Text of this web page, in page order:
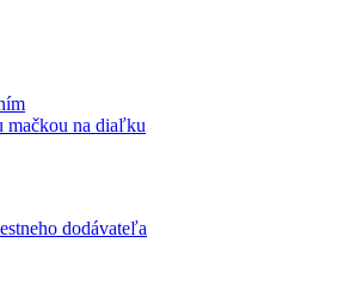
mačkou na diaľku
dodávateľa